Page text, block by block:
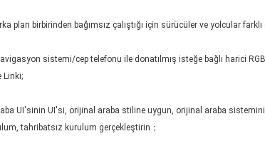
plan birbirinden bağımsız çalıştığı için sürücüler ve yolcular
sistemi/cep telefonu ile donatılmış isteğe bağlı harici
Linki;
UI'sinin UI'si, orijinal araba stiline uygun, orijinal araba
tahribatsız kurulum gerçekleştirin；